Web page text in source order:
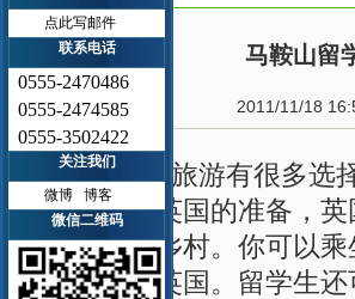
马鞍山留
2011/11/18
在英国旅游有很多选择
好了探索英国的准备，
市抑或小乡村。你可以
行车环游英国。留学生
点此写邮件
联系电话
0555-2470486
0555-2474585
0555-3502422
关注我们
微博
博客
微信二维码